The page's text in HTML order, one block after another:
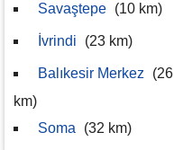
Savaştepe (10 km)
İvrindi (23 km)
Balıkesir Merkez
(26
km)
Soma
(32 km)